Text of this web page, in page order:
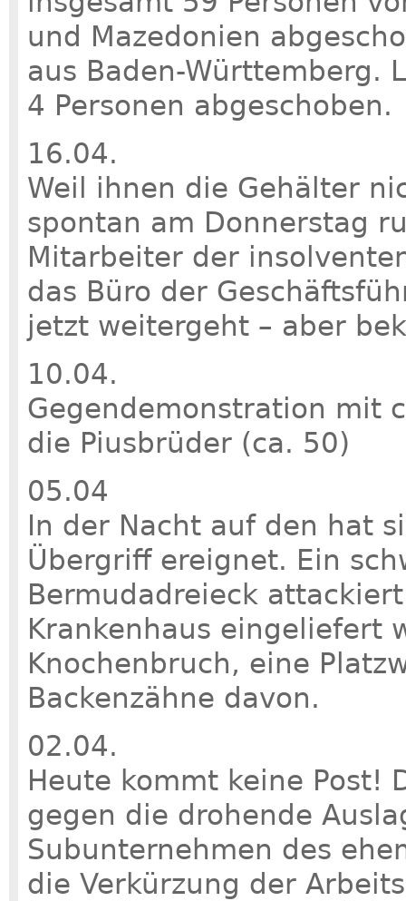
und Mazedonien
aus Baden-Württemberg.
4 Personen abgeschoben.
16.04.
Weil ihnen die Gehälter
spontan am Donnerstag
Mitarbeiter der
das Büro der
jetzt weitergeht – aber
10.04.
Gegendemonstration mit
die Piusbrüder (ca. 50)
05.04
In der Nacht auf den hat
Übergriff ereignet. Ein
Bermudadreieck
Krankenhaus eingeliefert
Knochenbruch, eine
Backenzähne davon.
02.04.
Heute kommt keine Post!
gegen die drohende
Subunternehmen des
die Verkürzung der